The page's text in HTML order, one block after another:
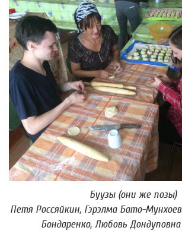
Буузы (они же позы)
Петя Россяйкин, Гэрэлма Бато-
Бондаренко, Любовь